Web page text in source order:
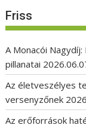
Friss
A Monacói
pillanatai
Az életveszélyes
versenyzőnek
Az erőforrások